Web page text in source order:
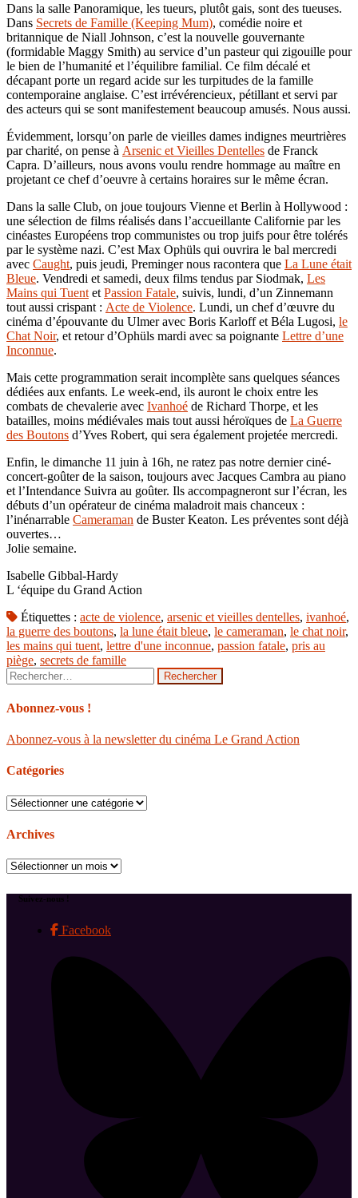
Dans la salle Panoramique, les tueurs, plutôt gais, sont des tueuses.
Dans Secrets de Famille (Keeping Mum), comédie noire et
britannique de Niall Johnson, c’est la nouvelle gouvernante
(formidable Maggy Smith) au service d’un pasteur qui zigouille pour
le bien de l’humanité et l’équilibre familial. Ce film décalé et
décapant porte un regard acide sur les turpitudes de la famille
contemporaine anglaise. C’est irrévérencieux, pétillant et servi par
des acteurs qui se sont manifestement beaucoup amusés. Nous aussi.
Évidemment, lorsqu’on parle de vieilles dames indignes meurtrières
par charité, on pense à Arsenic et Vieilles Dentelles de Franck
Capra. D’ailleurs, nous avons voulu rendre hommage au maître en
projetant ce chef d’oeuvre à certains horaires sur le même écran.
Dans la salle Club, on joue toujours Vienne et Berlin à Hollywood :
une sélection de films réalisés dans l’accueillante Californie par les
cinéastes Européens trop communistes ou trop juifs pour être tolérés
par le système nazi. C’est Max Ophüls qui ouvrira le bal mercredi
avec Caught, puis jeudi, Preminger nous racontera que La Lune était
Bleue. Vendredi et samedi, deux films tendus par Siodmak, Les
Mains qui Tuent et Passion Fatale, suivis, lundi, d’un Zinnemann
tout aussi crispant : Acte de Violence. Lundi, un chef d’œuvre du
cinéma d’épouvante du Ulmer avec Boris Karloff et Béla Lugosi, le
Chat Noir, et retour d’Ophüls mardi avec sa poignante Lettre d’une
Inconnue.
Mais cette programmation serait incomplète sans quelques séances
dédiées aux enfants. Le week-end, ils auront le choix entre les
combats de chevalerie avec Ivanhoé de Richard Thorpe, et les
batailles, moins médiévales mais tout aussi héroïques de La Guerre
des Boutons d’Yves Robert, qui sera également projetée mercredi.
Enfin, le dimanche 11 juin à 16h, ne ratez pas notre dernier ciné-
concert-goûter de la saison, toujours avec Jacques Cambra au piano
et l’Intendance Suivra au goûter. Ils accompagneront sur l’écran, les
débuts d’un opérateur de cinéma maladroit mais chanceux :
l’inénarrable Cameraman de Buster Keaton. Les préventes sont déjà
ouvertes…
Jolie semaine.
Isabelle Gibbal-Hardy
L ‘équipe du Grand Action
Étiquettes : acte de violence, arsenic et vieilles dentelles, ivanhoé,
la guerre des boutons, la lune était bleue, le cameraman, le chat noir,
les mains qui tuent, lettre d'une inconnue, passion fatale, pris au
piège, secrets de famille
Rechercher :
Abonnez-vous !
Abonnez-vous à la newsletter du cinéma Le Grand Action
Catégories
Catégories
Archives
Archives
Suivez-nous !
Facebook